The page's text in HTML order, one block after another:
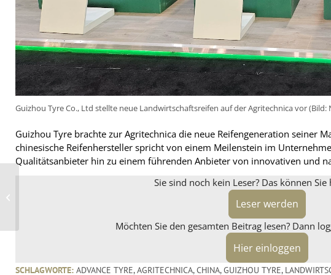
Guizhou Tyre Co., Ltd stellte neue Landwirtschaftsreifen auf der Agritechnica vor (Bild:
Guizhou Tyre brachte zur Agritechnica die neue Reifengeneration seiner
chinesische Reifenhersteller spricht von einem Meilenstein im
Qualitätsanbieter hin zu einem führenden Anbieter von innovativen und
Sie sind noch kein Leser? Das können
Leser werden
Möchten Sie den gesamten Beitrag lesen? Dann
Hier einloggen
SCHLAGWORTE: ADVANCE TYRE,AGRITECHNICA,CHINA,GUIZHOU TYRE,